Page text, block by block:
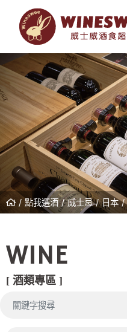
點我選酒 威士忌 日本
WINE
[ 酒類專區 ]